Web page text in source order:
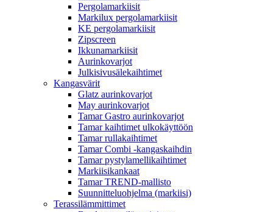
Pergolamarkiisit
Markilux pergolamarkiisit
KE pergolamarkiisit
Zipscreen
Ikkunamarkiisit
Aurinkovarjot
Julkisivusälekaihtimet
Kangasvärit
Glatz aurinkovarjot
May aurinkovarjot
Tamar Gastro aurinkovarjot
Tamar kaihtimet ulkokäyttöön
Tamar rullakaihtimet
Tamar Combi -kangaskaihdin
Tamar pystylamellikaihtimet
Markiisikankaat
Tamar TREND-mallisto
Suunnitteluohjelma (markiisi)
Terassilämmittimet